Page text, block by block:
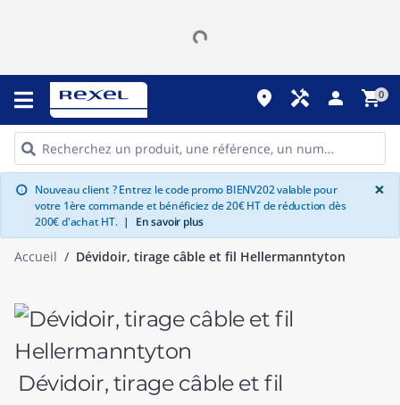
place handyman person shopping_cart0
info Nouveau client ? Entrez le code promo BIENV202 valable pour
votre 1ère commande et bénéficiez de 20€ HT de réduction dès
200€ d'achat HT. | En savoir plus
×
Accueil Dévidoir, tirage câble et fil Hellermanntyton
Dévidoir, tirage câble et fil